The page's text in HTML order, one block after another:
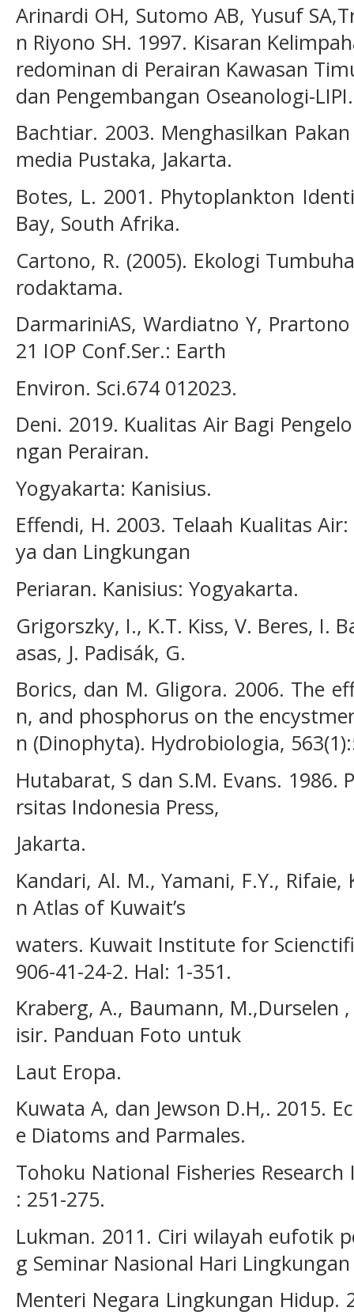
Arinardi OH, Sutomo AB, Yusuf
n Riyono SH. 1997. Kisaran
redominan di Perairan Kawasan
dan Pengembangan Oseanologi-
Bachtiar. 2003. Menghasilkan
media Pustaka, Jakarta.
Botes, L. 2001. Phytoplankton
Bay, South Afrika.
Cartono, R. (2005). Ekologi
rodaktama.
DarmariniAS, Wardiatno Y,
21 IOP Conf.Ser.: Earth
Environ. Sci.674 012023.
Deni. 2019. Kualitas Air Bagi
ngan Perairan.
Yogyakarta: Kanisius.
Effendi, H. 2003. Telaah Kualitas
ya dan Lingkungan
Periaran. Kanisius: Yogyakarta.
Grigorszky, I., K.T. Kiss, V. Beres, I.
asas, J. Padisák, G.
Borics, dan M. Gligora. 2006. The
n, and phosphorus on the
n (Dinophyta). Hydrobiologia,
Hutabarat, S dan S.M. Evans. 1986.
rsitas Indonesia Press,
Jakarta.
Kandari, Al. M., Yamani, F.Y.,
n Atlas of Kuwait’s
waters. Kuwait Institute for
906-41-24-2. Hal: 1-351.
Kraberg, A., Baumann, M.,Durselen
isir. Panduan Foto untuk
Laut Eropa.
Kuwata A, dan Jewson D.H,. 2015.
e Diatoms and Parmales.
Tohoku National Fisheries
: 251-275.
Lukman. 2011. Ciri wilayah eufotik
g Seminar Nasional Hari
Menteri Negara Lingkungan Hidup.